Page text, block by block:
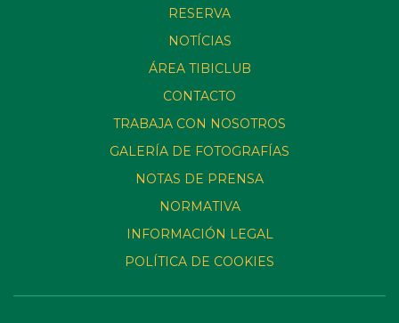
RESERVA
NOTÍCIAS
ÁREA TIBICLUB
CONTACTO
TRABAJA CON NOSOTROS
GALERÍA DE FOTOGRAFÍAS
NOTAS DE PRENSA
NORMATIVA
INFORMACIÓN LEGAL
POLÍTICA DE COOKIES